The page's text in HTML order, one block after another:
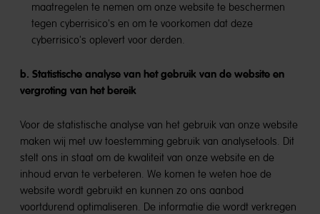
maatregelen te nemen om onze website te beschermen
tegen cyberrisico's en om te voorkomen dat deze
cyberrisico's oplevert voor derden.
b. Statistische analyse van het gebruik van de website en
vergroting van het bereik
Voor de statistische analyse van het gebruik van onze website
maken wij met uw toestemming gebruik van analysetools. Dit
stelt ons in staat om de kwaliteit van onze website en de
inhoud ervan te verbeteren. We komen te weten hoe de
website wordt gebruikt en kunnen zo ons aanbod
voortdurend optimaliseren. De informatie die wordt verkregen